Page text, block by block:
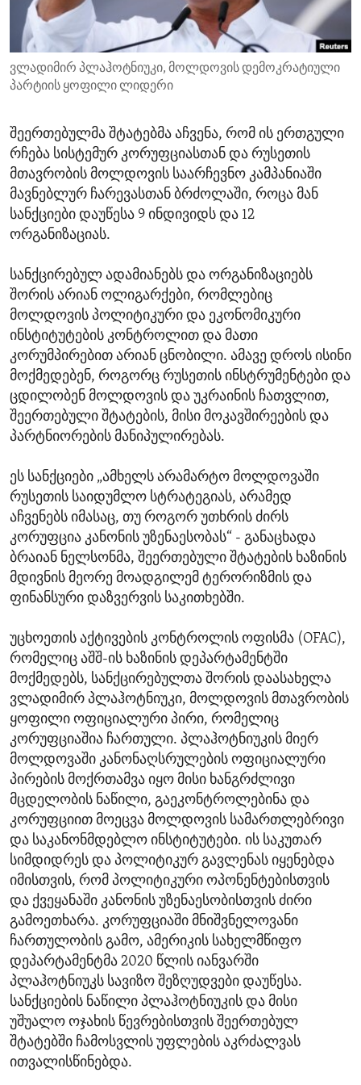
ENVIRONMENT AND HEALTH
IDEALS AND INSTITUTIONS
ვლადიმირ პლაჰოტნიუკი, მოლდოვის დემოკრატიული
პარტიის ყოფილი ლიდერი
შეერთებულმა შტატებმა აჩვენა, რომ ის ერთგული
რჩება სისტემურ კორუფციასთან და რუსეთის
მთავრობის მოლდოვის საარჩევნო კამპანიაში
მავნებლურ ჩარევასთან ბრძოლაში, როცა მან
სანქციები დაუწესა 9 ინდივიდს და 12
ორგანიზაციას.
სანქცირებულ ადამიანებს და ორგანიზაციებს
შორის არიან ოლიგარქები, რომლებიც
მოლდოვის პოლიტიკური და ეკონომიკური
ინსტიტუტების კონტროლით და მათი
კორუმპირებით არიან ცნობილი. ამავე დროს ისინი
მოქმედებენ, როგორც რუსეთის ინსტრუმენტები და
ცდილობენ მოლდოვის და უკრაინის ჩათვლით,
შეერთებული შტატების, მისი მოკავშირეების და
პარტნიორების მანიპულირებას.
ეს სანქციები „ამხელს არამარტო მოლდოვაში
რუსეთის საიდუმლო სტრატეგიას, არამედ
აჩვენებს იმასაც, თუ როგორ უთხრის ძირს
კორუფცია კანონის უზენაესობას“ - განაცხადა
ბრაიან ნელსონმა, შეერთებული შტატების ხაზინის
მდივნის მეორე მოადგილემ ტერორიზმის და
ფინანსური დაზვერვის საკითხებში.
უცხოეთის აქტივების კონტროლის ოფისმა (OFAC),
რომელიც აშშ-ის ხაზინის დეპარტამენტში
მოქმედებს, სანქცირებულთა შორის დაასახელა
ვლადიმირ პლაჰოტნიუკი, მოლდოვის მთავრობის
ყოფილი ოფიციალური პირი, რომელიც
კორუფციაშია ჩართული. პლაჰოტნიუკის მიერ
მოლდოვაში კანონაღსრულების ოფიციალური
პირების მოქრთამვა იყო მისი ხანგრძლივი
მცდელობის ნაწილი, გაეკონტროლებინა და
კორუფციით მოეცვა მოლდოვის სამართლებრივი
და საკანონმდებლო ინსტიტუტები. ის საკუთარ
სიმდიდრეს და პოლიტიკურ გავლენას იყენებდა
იმისთვის, რომ პოლიტიკური ოპონენტებისთვის
და ქვეყანაში კანონის უზენაესობისთვის ძირი
გამოეთხარა. კორუფციაში მნიშვნელოვანი
ჩართულობის გამო, ამერიკის სახელმწიფო
დეპარტამენტმა 2020 წლის იანვარში
პლაჰოტნიუკს სავიზო შეზღუდვები დაუწესა.
სანქციების ნაწილი პლაჰოტნიუკის და მისი
უშუალო ოჯახის წევრებისთვის შეერთებულ
შტატებში ჩამოსვლის უფლების აკრძალვას
ითვალისწინებდა.